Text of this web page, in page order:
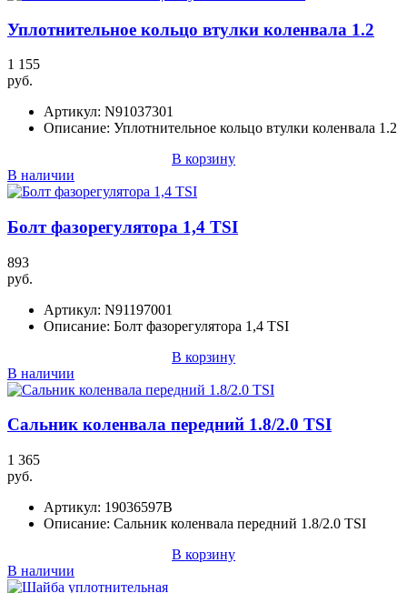
Уплотнительное кольцо втулки коленвала 1.2
1 155
руб.
Артикул: N91037301
Описание: Уплотнительное кольцо втулки коленвала 1.2
В корзину
В наличии
Болт фазорегулятора 1,4 TSI
893
руб.
Артикул: N91197001
Описание: Болт фазорегулятора 1,4 TSI
В корзину
В наличии
Сальник коленвала передний 1.8/2.0 TSI
1 365
руб.
Артикул: 19036597B
Описание: Сальник коленвала передний 1.8/2.0 TSI
В корзину
В наличии